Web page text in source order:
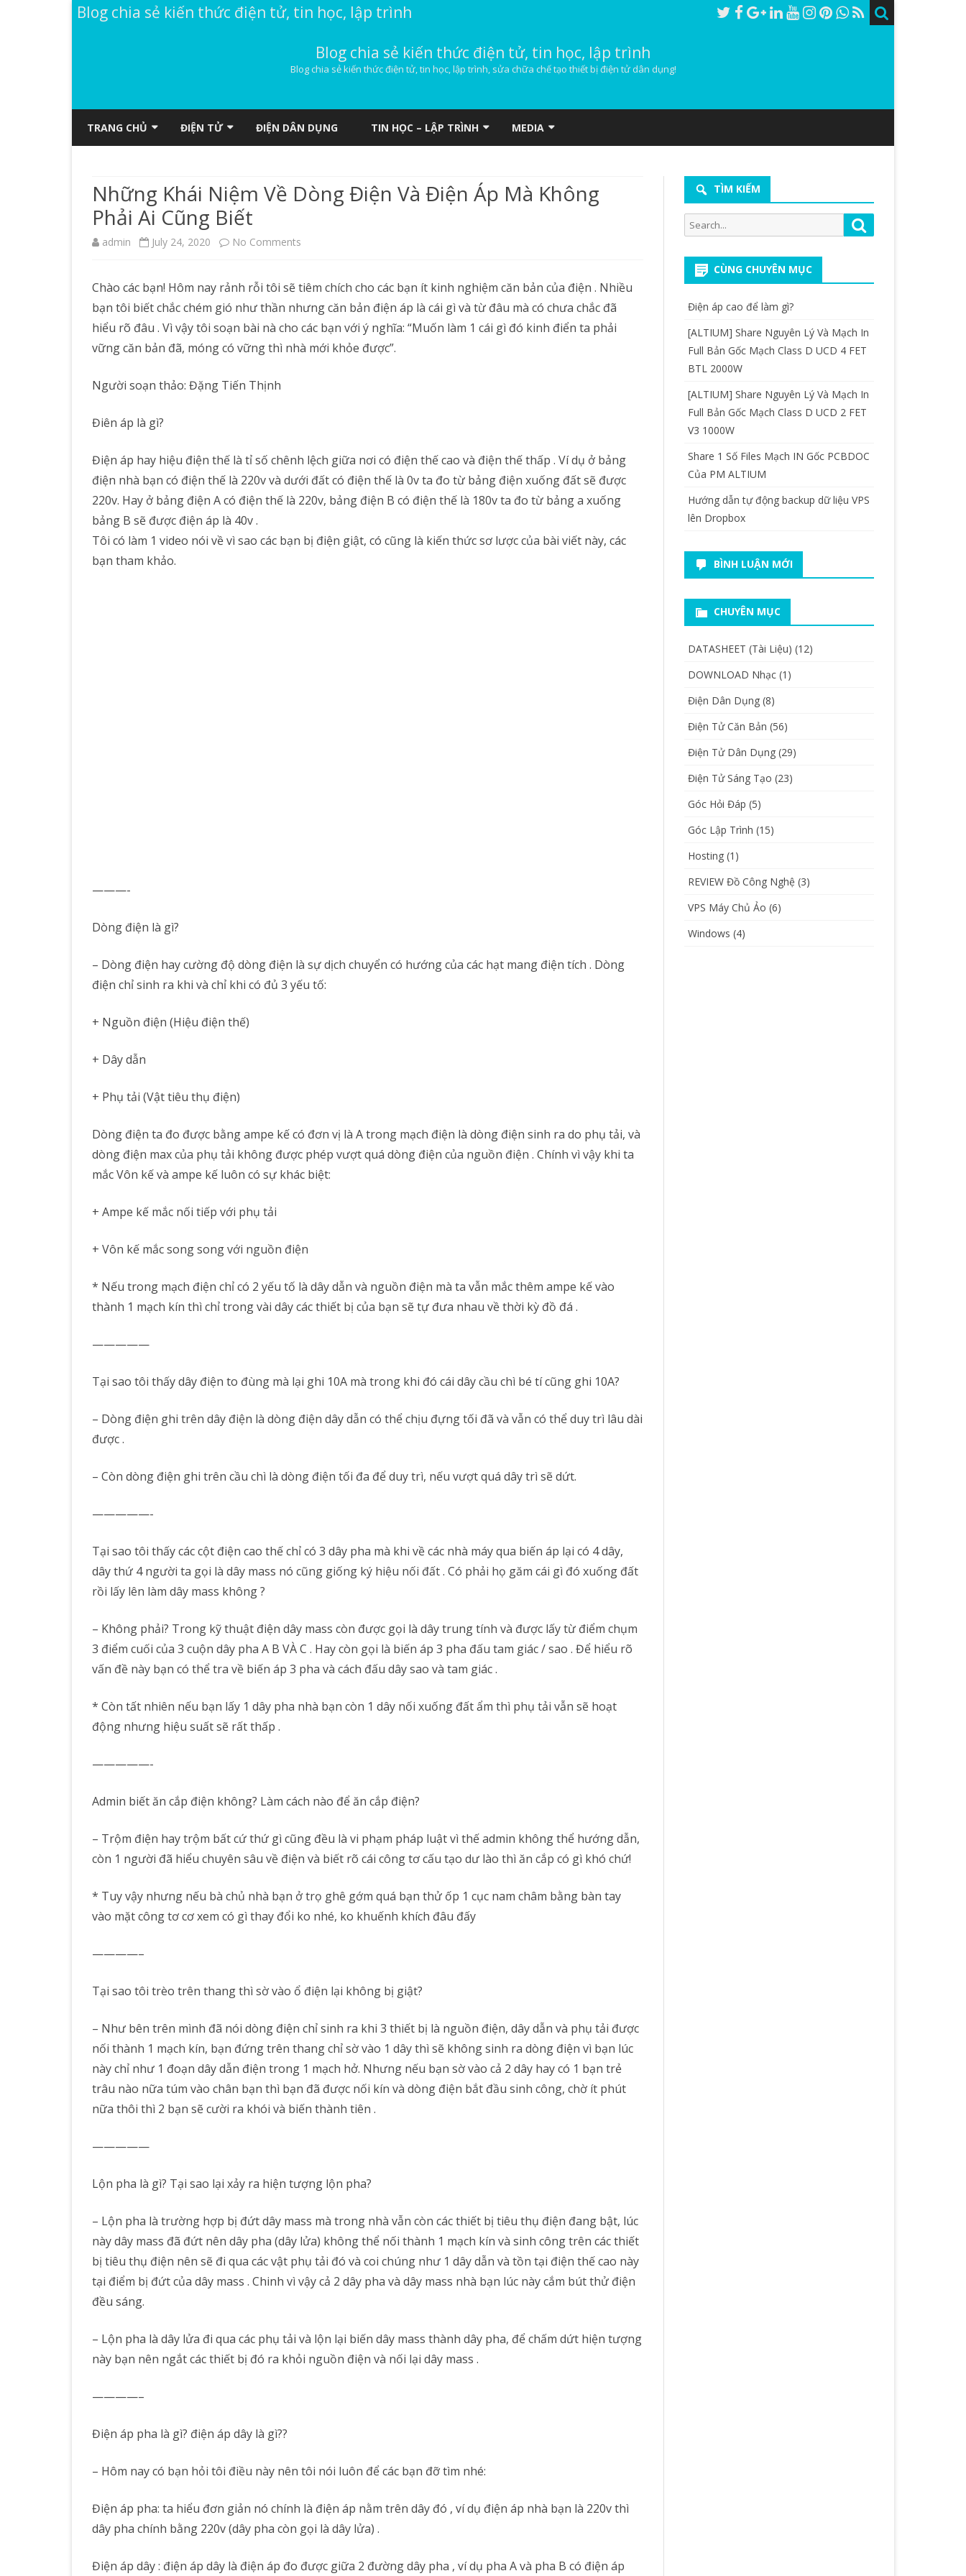
Blog chia sẻ kiến thức điện tử, tin học, lập trình
Blog chia sẻ kiến thức điện tử, tin học, lập trình
Blog chia sẻ kiến thức điện tử, tin học, lập trình, sửa chữa chế tạo thiết bị điện tử dân dụng!
to
TRANG CHỦ
DIỄN ĐÀN
ĐỌC TRUYỆN VOZ
ĐIỆN TỬ
ĐIỆN TỬ DÂN DỤNG
ĐIỆN TỬ CĂN BẢN
REVIEW ĐỒ CÔNG NGHỆ
ĐIỆN DÂN DỤNG TIN HỌC – LẬP TRÌNH
VPS MÁY CHỦ ẢO
MEDIA
Những Khái Niệm Về Dòng Điện Và Điện Áp Mà Không
Phải Ai Cũng Biết
admin July 24, 2020 No Comments
Khái
Niệm
Về
Áp
Mà
Phải
Chào các bạn! Hôm nay rảnh rỗi tôi sẽ tiêm chích cho các bạn ít kinh nghiệm căn bản của điện . Nhiều
bạn tôi biết chắc chém gió như thần nhưng căn bản điện áp là cái gì và từ đâu mà có chưa chắc đã
hiểu rõ đâu . Vì vậy tôi soạn bài nà cho các bạn với ý nghĩa: “Muốn làm 1 cái gì đó kinh điển ta phải
vững căn bản đã, móng có vững thì nhà mới khỏe được”.
Người soạn thảo: Đặng Tiến Thịnh
Điên áp là gì?
Điện áp hay hiệu điện thế là tỉ số chênh lệch giữa nơi có điện thế cao và điện thế thấp . Ví dụ ở bảng
điện nhà bạn có điện thế là 220v và dưới đất có điện thế là 0v ta đo từ bảng điện xuống đất sẽ được
220v. Hay ở bảng điện A có điện thế là 220v, bảng điện B có điện thế là 180v ta đo từ bảng a xuống
bảng B sẽ được điện áp là 40v .
Tôi có làm 1 video nói về vì sao các bạn bị điện giật, có cũng là kiến thức sơ lược của bài viết này, các
bạn tham khảo.
———-
Dòng điện là gì?
– Dòng điện hay cường độ dòng điện là sự dịch chuyển có hướng của các hạt mang điện tích . Dòng
điện chỉ sinh ra khi và chỉ khi có đủ 3 yếu tố:
+ Nguồn điện (Hiệu điện thế)
+ Dây dẫn
+ Phụ tải (Vật tiêu thụ điện)
Dòng điện ta đo được bằng ampe kế có đơn vị là A trong mạch điện là dòng điện sinh ra do phụ tải, và
dòng điện max của phụ tải không được phép vượt quá dòng điện của nguồn điện . Chính vì vậy khi ta
mắc Vôn kế và ampe kế luôn có sự khác biệt:
+ Ampe kế mắc nối tiếp với phụ tải
+ Vôn kế mắc song song với nguồn điện
* Nếu trong mạch điện chỉ có 2 yếu tố là dây dẫn và nguồn điện mà ta vẫn mắc thêm ampe kế vào
thành 1 mạch kín thì chỉ trong vài dây các thiết bị của bạn sẽ tự đưa nhau về thời kỳ đồ đá .
—————
Tại sao tôi thấy dây điện to đùng mà lại ghi 10A mà trong khi đó cái dây cầu chì bé tí cũng ghi 10A?
– Dòng điện ghi trên dây điện là dòng điện dây dẫn có thể chịu đựng tối đã và vẫn có thể duy trì lâu dài
được .
– Còn dòng điện ghi trên cầu chì là dòng điện tối đa để duy trì, nếu vượt quá dây trì sẽ dứt.
—————-
Tại sao tôi thấy các cột điện cao thế chỉ có 3 dây pha mà khi về các nhà máy qua biến áp lại có 4 dây,
dây thứ 4 người ta gọi là dây mass nó cũng giống ký hiệu nối đất . Có phải họ găm cái gì đó xuống đất
rồi lấy lên làm dây mass không ?
– Không phải? Trong kỹ thuật điện dây mass còn được gọi là dây trung tính và được lấy từ điểm chụm
3 điểm cuối của 3 cuộn dây pha A B VÀ C . Hay còn gọi là biến áp 3 pha đấu tam giác / sao . Để hiểu rõ
vấn đề này bạn có thể tra về biến áp 3 pha và cách đấu dây sao và tam giác .
* Còn tất nhiên nếu bạn lấy 1 dây pha nhà bạn còn 1 dây nối xuống đất ẩm thì phụ tải vẫn sẽ hoạt
động nhưng hiệu suất sẽ rất thấp .
—————-
Admin biết ăn cắp điện không? Làm cách nào để ăn cắp điện?
– Trộm điện hay trộm bất cứ thứ gì cũng đều là vi phạm pháp luật vì thế admin không thể hướng dẫn,
còn 1 người đã hiểu chuyên sâu về điện và biết rõ cái công tơ cấu tạo dư lào thì ăn cắp có gì khó chứ!
* Tuy vậy nhưng nếu bà chủ nhà bạn ở trọ ghê gớm quá bạn thử ốp 1 cục nam châm bằng bàn tay
vào mặt công tơ cơ xem có gì thay đổi ko nhé, ko khuếnh khích đâu đấy
————–
Tại sao tôi trèo trên thang thì sờ vào ổ điện lại không bị giật?
– Như bên trên mình đã nói dòng điện chỉ sinh ra khi 3 thiết bị là nguồn điện, dây dẫn và phụ tải được
nối thành 1 mạch kín, bạn đứng trên thang chỉ sờ vào 1 dây thì sẽ không sinh ra dòng điện vì bạn lúc
này chỉ như 1 đoạn dây dẫn điện trong 1 mạch hở. Nhưng nếu bạn sờ vào cả 2 dây hay có 1 bạn trẻ
trâu nào nữa túm vào chân bạn thì bạn đã được nối kín và dòng điện bắt đầu sinh công, chờ ít phút
nữa thôi thì 2 bạn sẽ cười ra khói và biến thành tiên .
—————
Lộn pha là gì? Tại sao lại xảy ra hiện tượng lộn pha?
– Lộn pha là trường hợp bị đứt dây mass mà trong nhà vẫn còn các thiết bị tiêu thụ điện đang bật, lúc
này dây mass đã đứt nên dây pha (dây lửa) không thể nối thành 1 mạch kín và sinh công trên các thiết
bị tiêu thụ điện nên sẽ đi qua các vật phụ tải đó và coi chúng như 1 dây dẫn và tồn tại điện thế cao này
tại điểm bị đứt của dây mass . Chinh vì vậy cả 2 dây pha và dây mass nhà bạn lúc này cắm bút thử điện
đều sáng.
– Lộn pha là dây lửa đi qua các phụ tải và lộn lại biến dây mass thành dây pha, để chấm dứt hiện tượng
này bạn nên ngắt các thiết bị đó ra khỏi nguồn điện và nối lại dây mass .
————–
Điện áp pha là gì? điện áp dây là gì??
– Hôm nay có bạn hỏi tôi điều này nên tôi nói luôn để các bạn đỡ tìm nhé:
Điện áp pha: ta hiểu đơn giản nó chính là điện áp nằm trên dây đó , ví dụ điện áp nhà bạn là 220v thì
dây pha chính bằng 220v (dây pha còn gọi là dây lửa) .
Điện áp dây : điện áp dây là điện áp đo được giữa 2 đường dây pha , ví dụ pha A và pha B có điện áp
TÌM KIẾM
Search
for:
CÙNG CHUYÊN MỤC
Điện áp cao để làm gì?
[ALTIUM] Share Nguyên Lý Và Mạch In
Full Bản Gốc Mạch Class D UCD 4 FET
BTL 2000W
[ALTIUM] Share Nguyên Lý Và Mạch In
Full Bản Gốc Mạch Class D UCD 2 FET
V3 1000W
Share 1 Số Files Mạch IN Gốc PCBDOC
Của PM ALTIUM
Hướng dẫn tự động backup dữ liệu VPS
lên Dropbox
BÌNH LUẬN MỚI
CHUYÊN MỤC
DATASHEET (Tài Liệu) (12)
DOWNLOAD Nhạc(1)
Điện Dân Dụng(8)
Điện Tử Căn Bản (56)
Điện Tử Dân Dụng(29)
Điện Tử Sáng Tạo (23)
Góc Hỏi Đáp (5)
Góc Lập Trình (15)
Hosting(1)
REVIEW Đồ Công Nghệ (3)
VPS Máy Chủ Ảo (6)
Windows (4)